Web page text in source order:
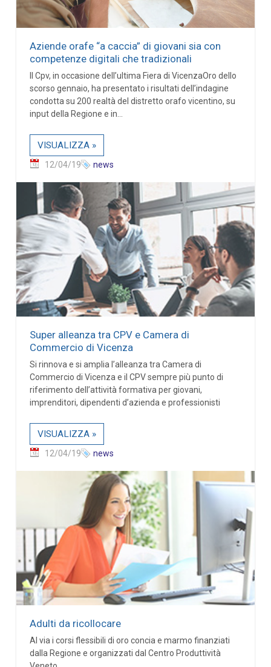
Aziende orafe “a caccia” di giovani sia con
competenze digitali che tradizionali
Il Cpv, in occasione dell’ultima Fiera di VicenzaOro dello
scorso gennaio, ha presentato i risultati dell’indagine
condotta su 200 realtà del distretto orafo vicentino, su
input della Regione e in...
VISUALIZZA »
12/04/19 news
Super alleanza tra CPV e Camera di
Commercio di Vicenza
Si rinnova e si amplia l’alleanza tra Camera di
Commercio di Vicenza e il CPV sempre più punto di
riferimento dell’attività formativa per giovani,
imprenditori, dipendenti d’azienda e professionisti
VISUALIZZA »
12/04/19 news
Adulti da ricollocare
Al via i corsi flessibili di oro concia e marmo finanziati
dalla Regione e organizzati dal Centro Produttività